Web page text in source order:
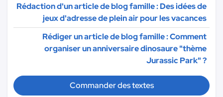
Rédaction d'un article de blog famille : Des idées de
jeux d'adresse de plein air pour les vacances
Rédiger un article de blog famille : Comment
organiser un anniversaire dinosaure "thème
Jurassic Park" ?
Commander des textes